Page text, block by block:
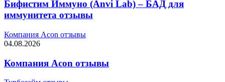
Бифистим Иммуно (Anvi Lab) – БАД для
иммунитета отзывы
Компания Acon отзывы
04.08.2026
Компания Acon отзывы